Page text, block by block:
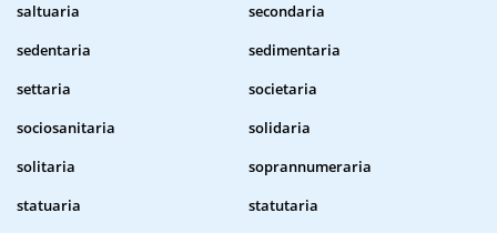
saltuaria
secondaria
sedentaria
sedimentaria
settaria
societaria
sociosanitaria
solidaria
solitaria
soprannumeraria
statuaria
statutaria